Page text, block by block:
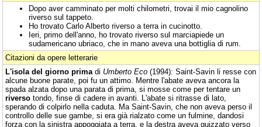
Dopo aver camminato per molti chilometri, trovai il mio cagnolino
riverso sul tappeto.
Ho trovato Carlo Alberto riverso a terra in cucinotto.
Ieri, primo dell'anno, ho trovato riverso sul marciapiede un
sudamericano ubriaco, che in mano aveva una bottiglia di rum.
Citazioni da opere letterarie
L'isola del giorno prima di Umberto Eco (1994): Saint-Savin li resse con
alcune buone parate, poi fu un attimo. Mentre l'abate aveva ancora la
spada alzata dopo una parata di prima, si mosse come per tentare un
riverso tondo, finse di cadere in avanti. L'abate si ritrasse di lato,
sperando di colpirlo nella caduta. Ma Saint-Savin, che non aveva perso il
controllo delle sue gambe, si era già rialzato come un fulmine, dandosi
forza con la sinistra appoggiata a terra, e la destra aveva guizzato verso